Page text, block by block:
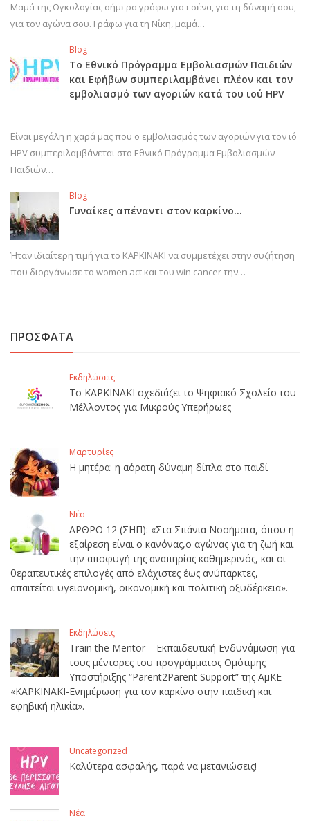
Μαμά της Ογκολογίας σήμερα γράφω για εσένα, για τη δύναμή σου,
για τον αγώνα σου. Γράφω για τη Νίκη, μαμά…
Blog
Το Εθνικό Πρόγραμμα Εμβολιασμών Παιδιών
και Εφήβων συμπεριλαμβάνει πλέον και τον
εμβολιασμό των αγοριών κατά του ιού HPV
Είναι μεγάλη η χαρά μας που ο εμβολιασμός των αγοριών για τον ιό
HPV συμπεριλαμβάνεται στο Εθνικό Πρόγραμμα Εμβολιασμών
Παιδιών…
Blog
Γυναίκες απέναντι στον καρκίνο…
Ήταν ιδιαίτερη τιμή για το ΚΑΡΚΙΝΑΚΙ να συμμετέχει στην συζήτηση
που διοργάνωσε το women act και του win cancer την…
ΠΡΟΣΦΑΤΑ
Εκδηλώσεις
Το ΚΑΡΚΙΝΑΚΙ σχεδιάζει το Ψηφιακό Σχολείο του
Μέλλοντος για Μικρούς Υπερήρωες
Μαρτυρίες
Η μητέρα: η αόρατη δύναμη δίπλα στο παιδί
Νέα
ΑΡΘΡΟ 12 (ΣΗΠ): «Στα Σπάνια Νοσήματα, όπου η
εξαίρεση είναι ο κανόνας,ο αγώνας για τη ζωή και
την αποφυγή της αναπηρίας καθημερινός, και οι
θεραπευτικές επιλογές από ελάχιστες έως ανύπαρκτες,
απαιτείται υγειονομική, οικονομική και πολιτική οξυδέρκεια».
Εκδηλώσεις
Train the Mentor – Εκπαιδευτική Ενδυνάμωση για
τους μέντορες του προγράμματος Ομότιμης
Υποστήριξης “Parent2Parent Support” της ΑμΚΕ
«ΚΑΡΚΙΝΑΚΙ-Ενημέρωση για τον καρκίνο στην παιδική και
εφηβική ηλικία».
Uncategorized
Καλύτερα ασφαλής, παρά να μετανιώσεις!
Νέα